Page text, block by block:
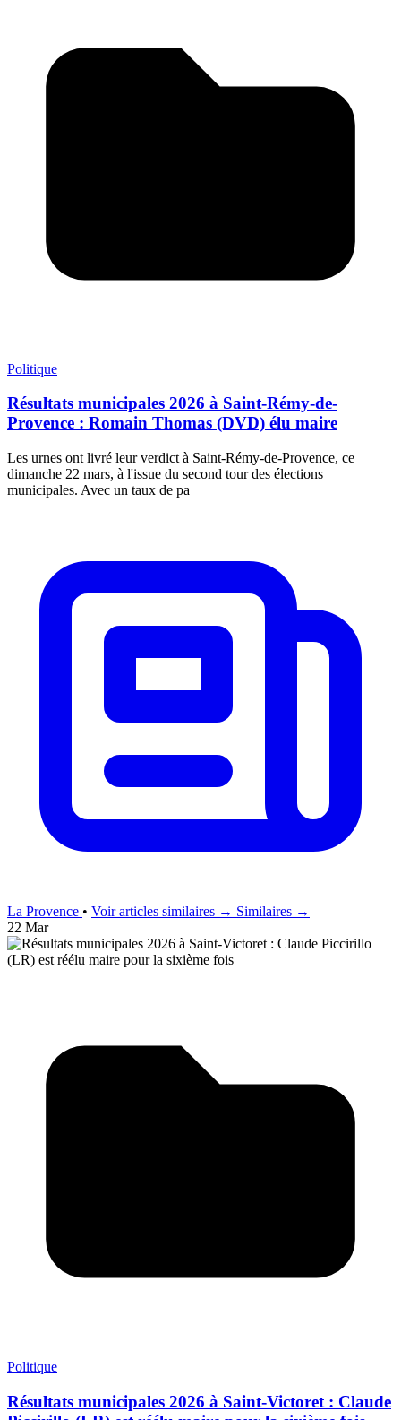
Politique
Résultats municipales 2026 à Saint-Rémy-de-
Provence : Romain Thomas (DVD) élu maire
Les urnes ont livré leur verdict à Saint-Rémy-de-Provence, ce
dimanche 22 mars, à l'issue du second tour des élections
municipales. Avec un taux de pa
La Provence • Voir articles similaires → Similaires →
22 Mar
Politique
Résultats municipales 2026 à Saint-Victoret : Claude